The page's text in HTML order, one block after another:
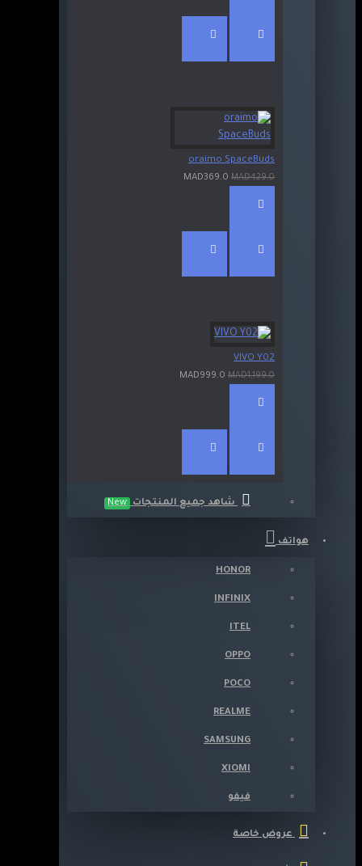
oraimo SpaceBuds
MAD369.0 MAD429.0
VIVO Y02
MAD999.0 MAD1,199.0
شاهد جميع المنتجات New
هواتف
HONOR
INFINIX
ITEL
OPPO
POCO
REALME
SAMSUNG
XIOMI
فيفو
عروض خاصة